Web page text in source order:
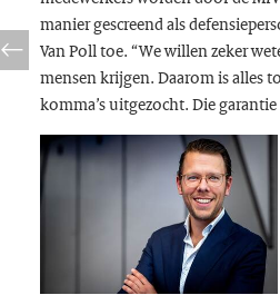
manier gescreend als
Van Poll toe. “We willen zeker
mensen krijgen. Daarom is alles
komma’s uitgezocht. Die